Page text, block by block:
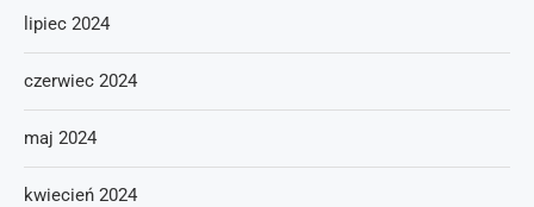
lipiec 2024
czerwiec 2024
maj 2024
kwiecień 2024